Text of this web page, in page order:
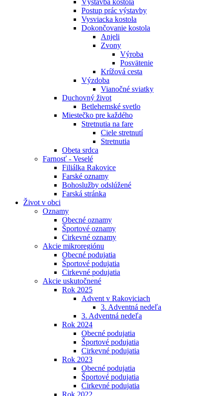
Výstavba kostola
Postup prác výstavby
Vysviacka kostola
Dokončovanie kostola
Anjeli
Zvony
Výroba
Posvätenie
Krížová cesta
Výzdoba
Vianočné sviatky
Duchovný život
Betlehemské svetlo
Miestečko pre každého
Stretnutia na fare
Ciele stretnutí
Stretnutia
Obeta srdca
Farnosť - Veselé
Filiálka Rakovice
Farské oznamy
Bohoslužby odslúžené
Farská stránka
Život v obci
Oznamy
Obecné oznamy
Športové oznamy
Cirkevné oznamy
Akcie mikroregiónu
Obecné podujatia
Športové podujatia
Cirkevné podujatia
Akcie uskutočnené
Rok 2025
Advent v Rakoviciach
3. Adventná nedeľa
3. Adventná nedeľa
Rok 2024
Obecné podujatia
Športové podujatia
Cirkevné podujatia
Rok 2023
Obecné podujatia
Športové podujatia
Cirkevné podujatia
Rok 2022